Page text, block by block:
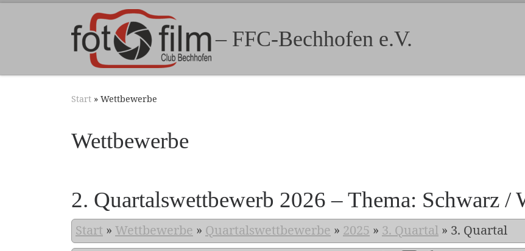
Zum Inhalt springen
– FFC-Bechhofen e.V.
Start » Wettbewerbe
Wettbewerbe
2. Quartalswettbewerb 2026 – Thema: Schwarz /
Start » Wettbewerbe » Quartalswettbewerbe » 2025 » 3. Quartal » 3. Quartal